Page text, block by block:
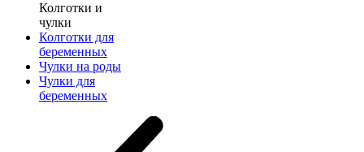
Колготки и
чулки
Колготки для
беременных
Чулки на роды
Чулки для
беременных